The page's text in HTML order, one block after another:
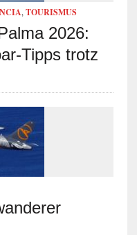
, TOURISMUS
2026:
Tipps trotz